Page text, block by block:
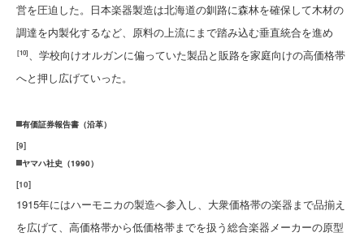
営を圧迫した。日本楽器製造は北海道の釧路に森林を確保して木材の
調達を内製化するなど、原料の上流にまで踏み込む垂直統合を進め
[10]、学校向けオルガンに偏っていた製品と販路を家庭向けの高価格帯
へと押し広げていった。
有価証券報告書（沿革）
[9]
ヤマハ社史（1990）
[10]
1915年にはハーモニカの製造へ参入し、大衆価格帯の楽器まで品揃え
を広げて、高価格帯から低価格帯までを扱う総合楽器メーカーの原型